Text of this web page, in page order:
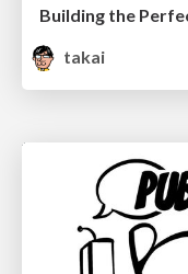
Building the
takai